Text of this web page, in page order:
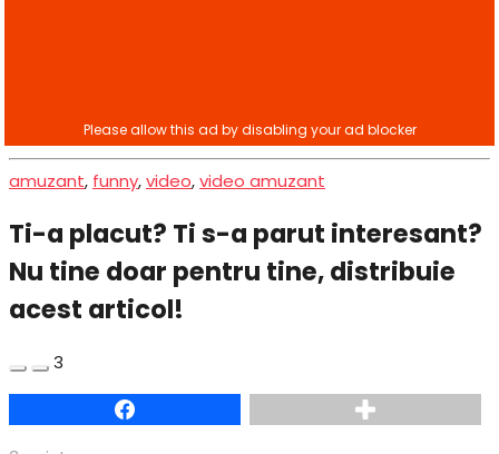
amuzant, funny,video,video amuzant
Ti-a placut? Ti s-a parut interesant?
Nu tine doar pentru tine, distribuie
acest articol!
3